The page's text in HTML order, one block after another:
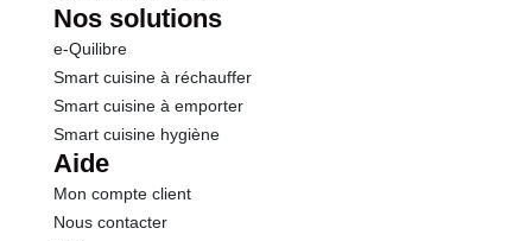
Nos solutions
e-Quilibre
Smart cuisine à réchauffer
Smart cuisine à emporter
Smart cuisine hygiène
Aide
Mon compte client
Nous contacter